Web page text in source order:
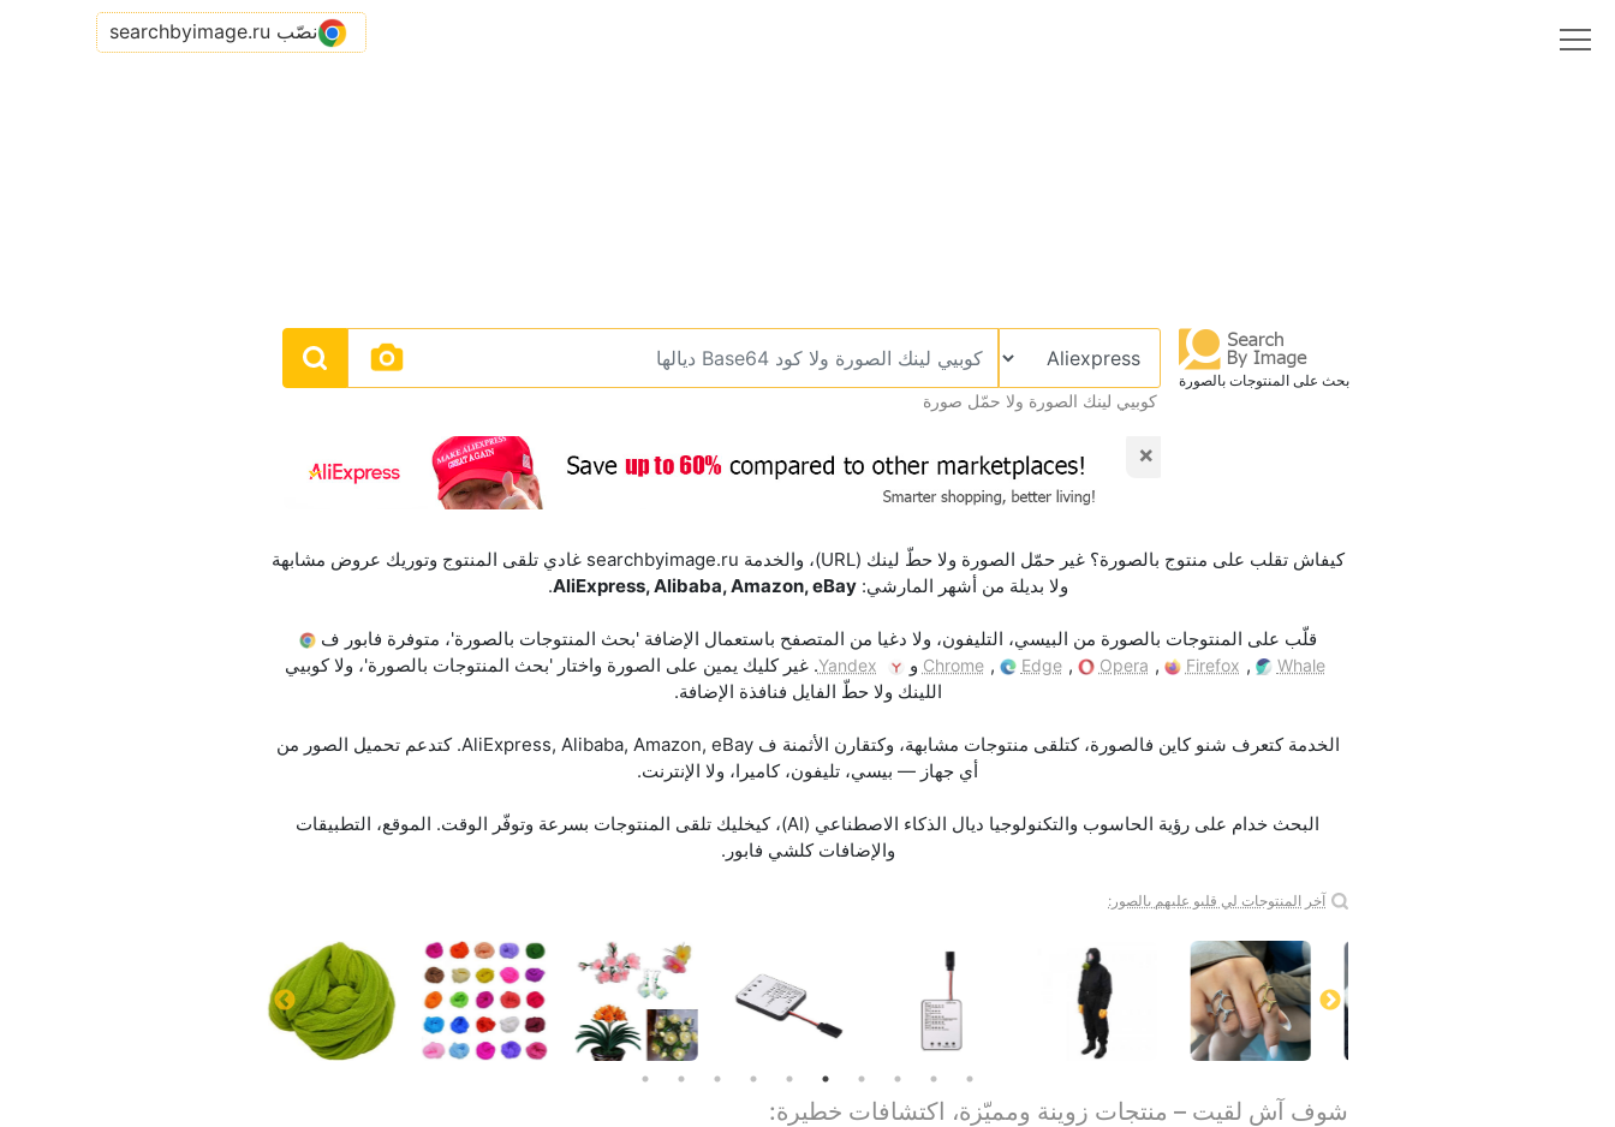
بحث على المنتوجات بالصورة
كوبيي لينك الصورة ولا حمّل صورة
×
كيفاش تقلب على منتوج بالصورة؟ غير حمّل الصورة ولا حطّ لينك (URL)، والخدمة searchbyimage.ru غادي تلقى المنتوج وتوريك عروض مشابهة
ولا بديلة من أشهر المارشي:AliExpress, Alibaba, Amazon, eBay
.
قلّب على المنتوجات بالصورة من البيسي، التليفون، ولا دغيا من المتصفح باستعمال الإضافة 'بحث المنتوجات بالصورة'، متوفرة فابور ف
Chrome , Edge , Opera , Firefox , Whale و Yandex. غير كليك يمين على الصورة واختار 'بحث المنتوجات بالصورة'، ولا كوبيي
اللينك ولا حطّ الفايل فنافذة الإضافة.
الخدمة كتعرف شنو كاين فالصورة، كتلقى منتوجات مشابهة، وكتقارن الأثمنة ف AliExpress, Alibaba, Amazon, eBay. كتدعم تحميل الصور من
أي جهاز — بيسي، تليفون، كاميرا، ولا الإنترنت.
البحث خدام على رؤية الحاسوب والتكنولوجيا ديال الذكاء الاصطناعي (AI)، كيخليك تلقى المنتوجات بسرعة وتوفّر الوقت. الموقع، التطبيقات
والإضافات كلشي فابور.
آخر المنتوجات لي قلبو عليهم بالصور:
شوف آش لقيت – منتجات زوينة ومميّزة، اكتشافات خطيرة:
نصّب searchbyimage.ru